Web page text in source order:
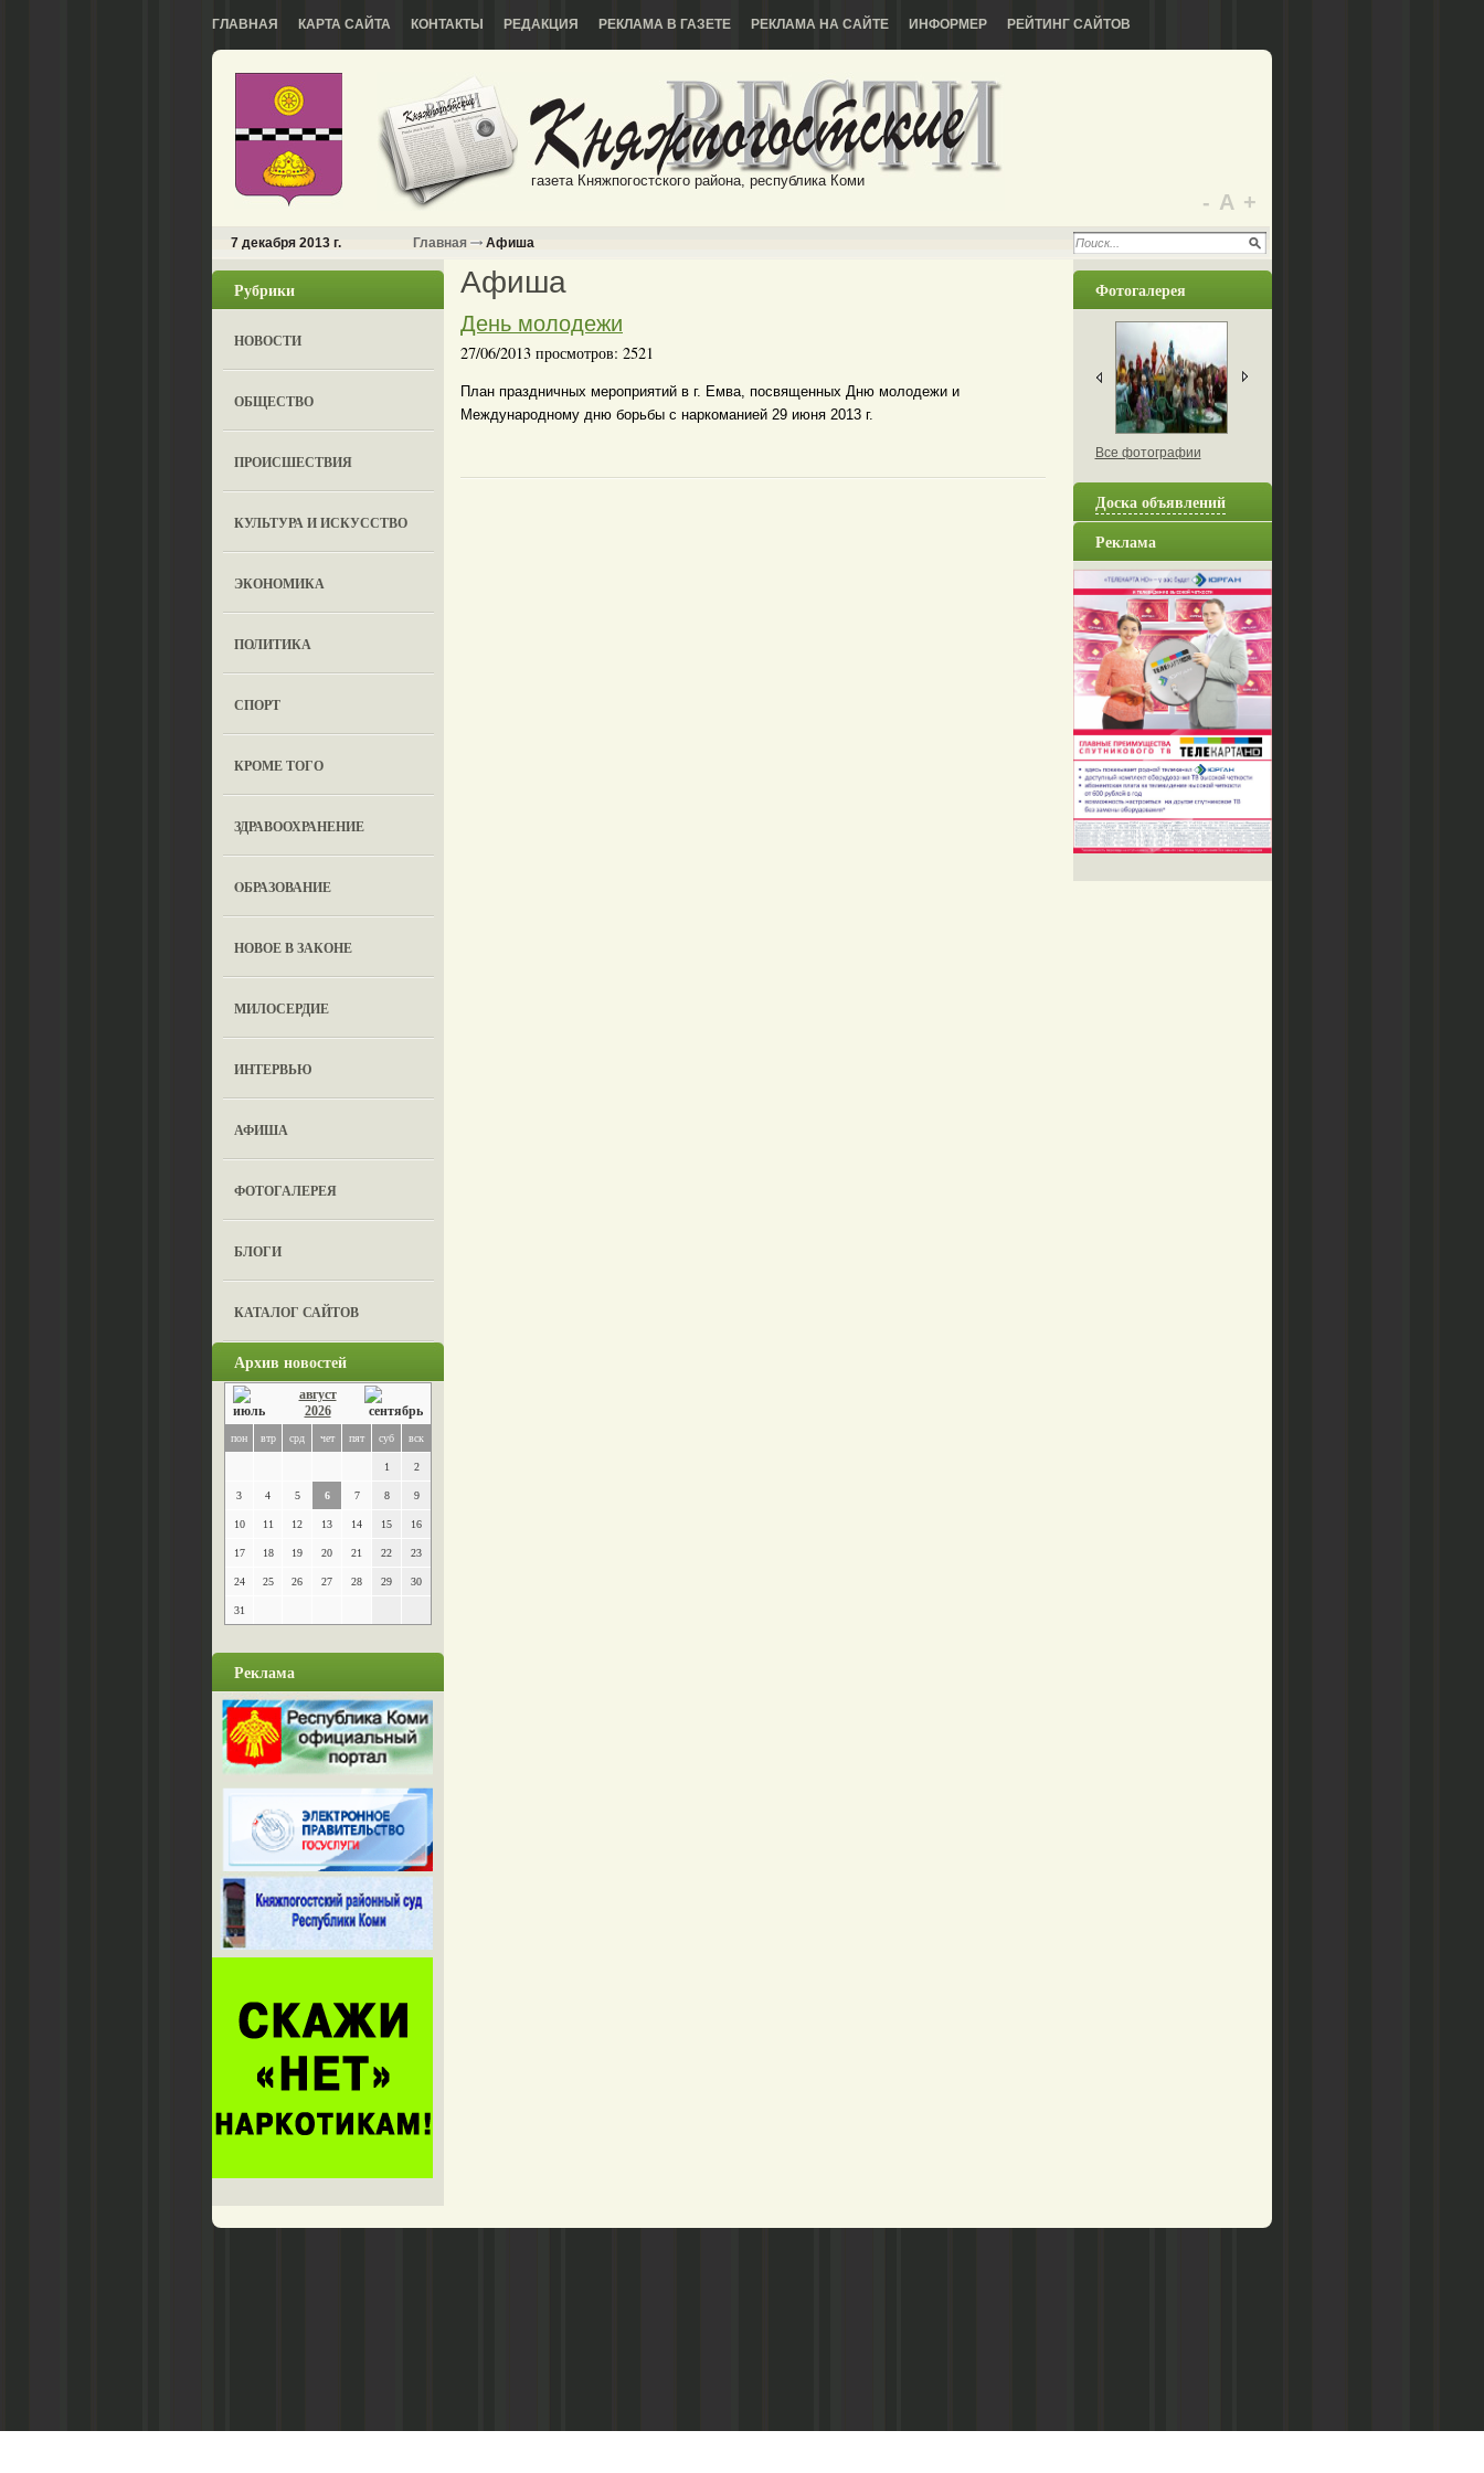
ГЛАВНАЯ КАРТА САЙТА КОНТАКТЫ РЕДАКЦИЯ РЕКЛАМА В ГАЗЕТЕ РЕКЛАМА НА САЙТЕ ИНФОРМЕР РЕЙТИНГ САЙТОВ
газета Княжпогостского района, республика Коми
- А +
7 декабря 2013 г. Главная Афиша
Рубрики
НОВОСТИ
ОБЩЕСТВО
ПРОИСШЕСТВИЯ
КУЛЬТУРА И ИСКУССТВО
ЭКОНОМИКА
ПОЛИТИКА
СПОРТ
КРОМЕ ТОГО
ЗДРАВООХРАНЕНИЕ
OБРАЗОВАНИЕ
НОВОЕ В ЗАКОНЕ
МИЛОСЕРДИЕ
ИНТЕРВЬЮ
АФИША
ФОТОГАЛЕРЕЯ
БЛОГИ
КАТАЛОГ САЙТОВ
Архив новостей
август
2026
пон втр срд чет пят суб вск
1 2
3 4 5 6 7 8 9
10 11 12 13 14 15 16
17 18 19 20 21 22 23
24 25 26 27 28 29 30
31
Реклама
Афиша
День молодежи
27/06/2013 просмотров: 2521
План праздничных мероприятий в г. Емва, посвященных Дню молодежи и
Международному дню борьбы с наркоманией 29 июня 2013 г.
Фотогалерея
Все фотографии
Доска объявлений
Реклама